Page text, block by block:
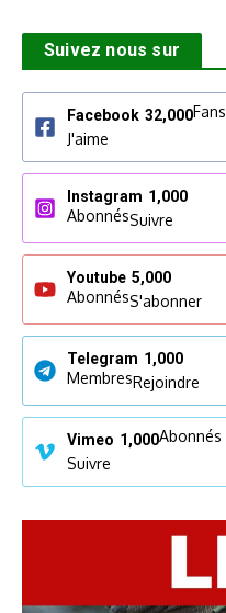
Suivez nous sur
Facebook 32,000Fans
J'aime
Instagram 1,000
AbonnésSuivre
Youtube 5,000
AbonnésS'abonner
Telegram 1,000
MembresRejoindre
Vimeo 1,000Abonnés
Suivre